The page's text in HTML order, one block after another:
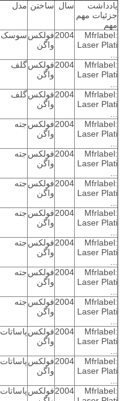
یادداشت
جزئیات مهم
مهم
سال ساختن مدل
Mfrlabel:
Laser Plati
...
2004فولکس
واگن
سوسک
Mfrlabel:
Laser Plati
...
2004فولکس
واگن
گلف
Mfrlabel:
Laser Plati
...
2004فولکس
واگن
گلف
Mfrlabel:
Laser Plati
...
2004فولکس
واگن
جته
Mfrlabel:
Laser Plati
...
2004فولکس
واگن
جته
Mfrlabel:
Laser Plati
...
2004فولکس
واگن
جته
Mfrlabel:
Laser Plati
...
2004فولکس
واگن
جته
Mfrlabel:
Laser Plati
...
2004فولکس
واگن
جته
Mfrlabel:
Laser Plati
...
2004فولکس
واگن
جته
Mfrlabel:
Laser Plati
...
2004فولکس
واگن
جته
Mfrlabel:
Laser Plati
...
2004فولکس
واگن
پاساتات
Mfrlabel:
Laser Plati
...
2004فولکس
واگن
پاساتات
Mfrlabel:
2004فولکسپاساتات